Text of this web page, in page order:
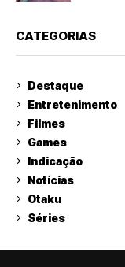
CATEGORIAS
Destaque
Entretenimento
Filmes
Games
Indicação
Notícias
Otaku
Séries